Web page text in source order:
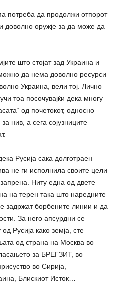
потреба да продолжи отпорот
доволно оружје за да може да
што стојат зад Украина и
да нема доволно ресурси
Украина, вели тој. Лично
тоа посочувајќи дека многу
од почетокот, односно
нив, а сега сојузниците
Русија сака долготраен
не ги исполнила своите цели
Ниту една од двете
на терен така што наредните
задржат борбените линии и да
За него апсурдни се
Русија како земја, сте
од страна на Москва во
за БРЕГЗИТ, во
во Сирија,
Блискиот Исток…